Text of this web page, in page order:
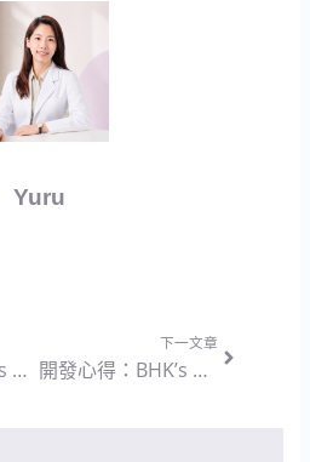
Yuru
開發心得：BHK’s 專利十益菌 植物膠囊 — 回歸定殖率與純粹無添加的營養設計思維
下一文章
開發心得：BHK’s 維他命A 5,000IU 軟膠囊 — 脂溶性營養的安全轉換與吸收環境設計思維